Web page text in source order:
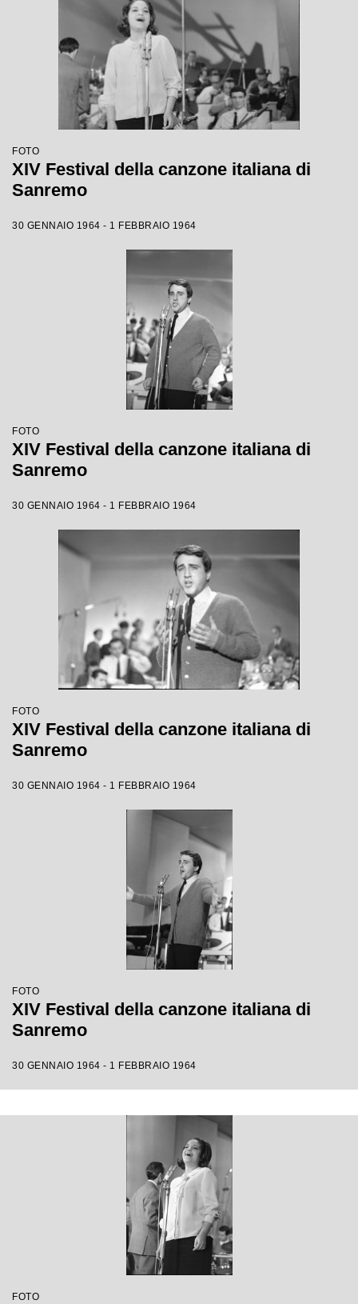
FOTO
XIV Festival della canzone italiana di
Sanremo
30 GENNAIO 1964 - 1 FEBBRAIO 1964
FOTO
XIV Festival della canzone italiana di
Sanremo
30 GENNAIO 1964 - 1 FEBBRAIO 1964
FOTO
XIV Festival della canzone italiana di
Sanremo
30 GENNAIO 1964 - 1 FEBBRAIO 1964
FOTO
XIV Festival della canzone italiana di
Sanremo
30 GENNAIO 1964 - 1 FEBBRAIO 1964
FOTO